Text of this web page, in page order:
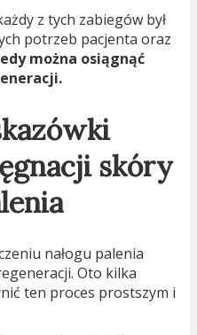
z tych zabiegów był
potrzeb pacjenta oraz
można osiągnąć
skóry
nałogu palenia
Oto kilka
ten proces prostszym i